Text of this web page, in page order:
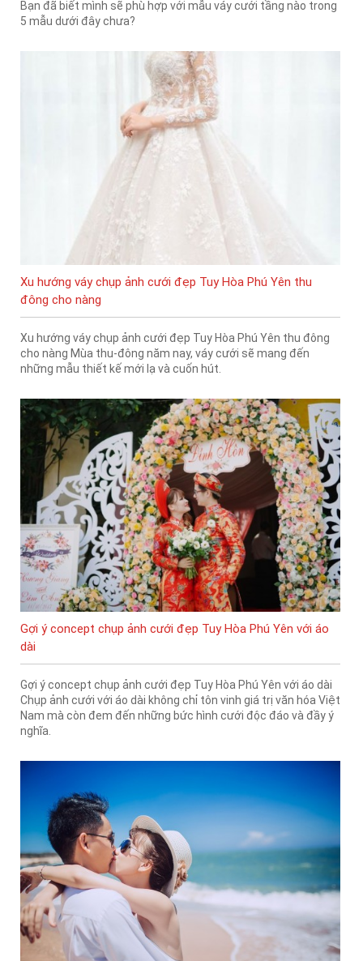
Bạn đã biết mình sẽ phù hợp với mẫu váy cưới tầng nào trong
5 mẫu dưới đây chưa?
Xu hướng váy chụp ảnh cưới đẹp Tuy Hòa Phú Yên thu
đông cho nàng
Xu hướng váy chụp ảnh cưới đẹp Tuy Hòa Phú Yên thu đông
cho nàng Mùa thu-đông năm nay, váy cưới sẽ mang đến
những mẫu thiết kế mới lạ và cuốn hút.
Gợi ý concept chụp ảnh cưới đẹp Tuy Hòa Phú Yên với áo
dài
Gợi ý concept chụp ảnh cưới đẹp Tuy Hòa Phú Yên với áo dài
Chụp ảnh cưới với áo dài không chỉ tôn vinh giá trị văn hóa Việt
Nam mà còn đem đến những bức hình cưới độc đáo và đầy ý
nghĩa.